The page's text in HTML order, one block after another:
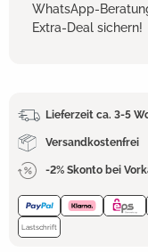
WhatsApp-
Extra-Deal sichern!
Lieferzeit ca. 3-5
Versandkostenfrei
-2% Skonto bei
Lastschrift